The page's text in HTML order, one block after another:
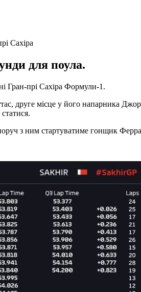
для поула.
Гран-прі Сахіра Формули-1.
друге місце у його напарника
з ним стартуватиме гонщик